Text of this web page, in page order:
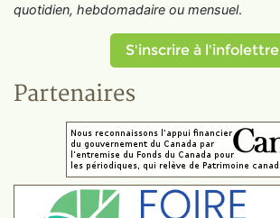
quotidien, hebdomadaire ou mensuel.
S'inscrire à l'infolettre
Partenaires